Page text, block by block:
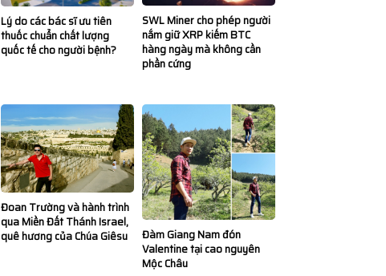
Lý do các bác sĩ ưu tiên
thuốc chuẩn chất lượng
quốc tế cho người bệnh?
SWL Miner cho phép người
nắm giữ XRP kiếm BTC
hàng ngày mà không cần
phần cứng
Đoan Trường và hành trình
qua Miền Đất Thánh Israel,
quê hương của Chúa Giêsu
Đàm Giang Nam đón
Valentine tại cao nguyên
Mộc Châu